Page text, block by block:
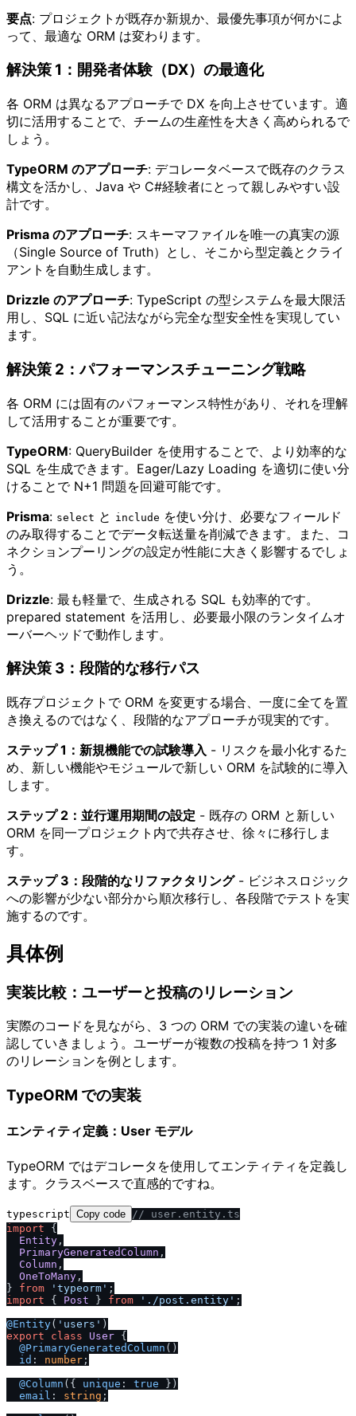
要点: プロジェクトが既存か新規か、最優先事項が何かによ
って、最適な ORM は変わります。
解決策 1：開発者体験（DX）の最適化
各 ORM は異なるアプローチで DX を向上させています。適
切に活用することで、チームの生産性を大きく高められるで
しょう。
TypeORM のアプローチ: デコレータベースで既存のクラス
構文を活かし、Java や C#経験者にとって親しみやすい設
計です。
Prisma のアプローチ: スキーマファイルを唯一の真実の源
（Single Source of Truth）とし、そこから型定義とクライ
アントを自動生成します。
Drizzle のアプローチ: TypeScript の型システムを最大限活
用し、SQL に近い記法ながら完全な型安全性を実現してい
ます。
解決策 2：パフォーマンスチューニング戦略
各 ORM には固有のパフォーマンス特性があり、それを理解
して活用することが重要です。
TypeORM: QueryBuilder を使用することで、より効率的な
SQL を生成できます。Eager/Lazy Loading を適切に使い分
けることで N+1 問題を回避可能です。
Prisma: select と include を使い分け、必要なフィールド
のみ取得することでデータ転送量を削減できます。また、コ
ネクションプーリングの設定が性能に大きく影響するでしょ
う。
Drizzle: 最も軽量で、生成される SQL も効率的です。
prepared statement を活用し、必要最小限のランタイムオ
ーバーヘッドで動作します。
解決策 3：段階的な移行パス
既存プロジェクトで ORM を変更する場合、一度に全てを置
き換えるのではなく、段階的なアプローチが現実的です。
ステップ 1：新規機能での試験導入 - リスクを最小化するた
め、新しい機能やモジュールで新しい ORM を試験的に導入
します。
ステップ 2：並行運用期間の設定 - 既存の ORM と新しい
ORM を同一プロジェクト内で共存させ、徐々に移行しま
す。
ステップ 3：段階的なリファクタリング- ビジネスロジック
への影響が少ない部分から順次移行し、各段階でテストを実
施するのです。
具体例
実装比較：ユーザーと投稿のリレーション
実際のコードを見ながら、3 つの ORM での実装の違いを確
認していきましょう。ユーザーが複数の投稿を持つ 1 対多
のリレーションを例とします。
TypeORM での実装
エンティティ定義：User モデル
TypeORM ではデコレータを使用してエンティティを定義し
ます。クラスベースで直感的ですね。
typescript Copy code / / user.entity.ts
import {
Entity ,
PrimaryGeneratedColumn ,
Column ,
OneToMany ,
} from 'typeorm'
import { Post } from '. /post.entity' ;
@Entity( 'users'
export
class User {
@PrimaryGeneratedColumn ()
id : number ;
@Column ({ unique : true })
email : string ;